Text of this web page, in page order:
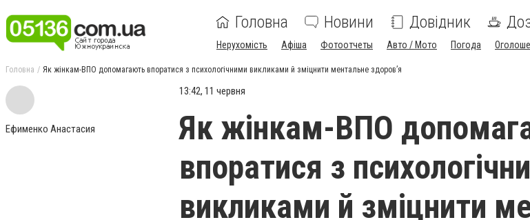
Головна Новини Довідник
Нерухомість Афіша Фотоотчеты Авто / Мото Погода
Головна Як жінкам-ВПО допомагають впоратися з психологічними викликами й зміцнити ментальне здоровʼя
Ефименко Анастасия
13:42, 11 червня
Як жінкам-ВПО
впоратися з
викликами й зміцнити